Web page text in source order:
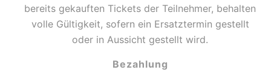
bereits gekauften Tickets der Teilnehmer, behalten
volle Gültigkeit, sofern ein Ersatztermin gestellt
oder in Aussicht gestellt wird.
Bezahlung